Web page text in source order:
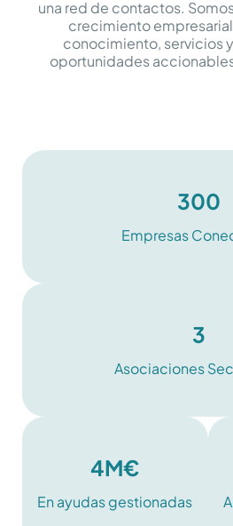
una red de contactos.
crecimiento
conocimiento, servicios
oportunidades
300
Empresas
3
Asociaciones
4M€
En ayudas gestionadas